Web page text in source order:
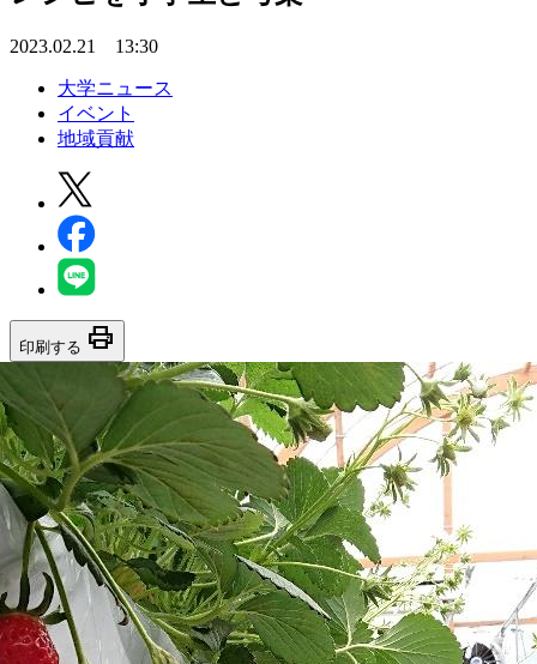
2023.02.21 13:30
大学ニュース
イベント
地域貢献
印刷する print